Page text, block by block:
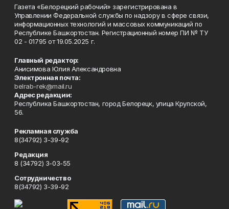
Газета «Белорецкий рабочий» зарегистрирована в
Управлении Федеральной службы по надзору в сфере связи,
информационных технологий и массовых коммуникаций по
Республике Башкортостан. Регистрационный номер ПИ № ТУ
02 - 01795 от 19.05.2025 г.
Главный редактор:
Анисимова Юлия Александровна
Электронная почта:
belrab-rek@mail.ru
Адрес редакции:
Республика Башкортостан, город Белорецк, улица Крупской,
56.
Рекламная служба
8(34792) 3-39-92
Редакция
8 (34792) 3-03-55
Сотрудничество
8(34792) 3-39-92